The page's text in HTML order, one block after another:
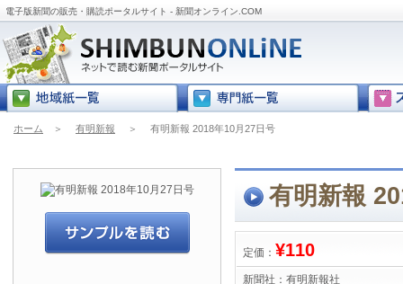
電子版新聞の販売・購読ポータルサイト - 新聞オンライン.COM
ホーム ＞ 有明新報 ＞ 有明新報 2018年10月27日号
有明新報
定価： ¥110
新聞社： 有明新報社